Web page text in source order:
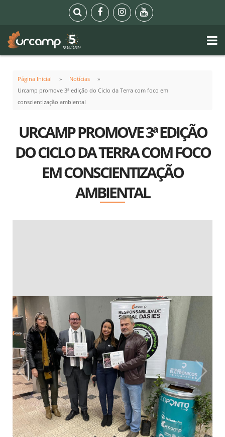
Página Inicial
Notícias
Urcamp promove 3ª edição do Ciclo da Terra com foco em
conscientização ambiental
URCAMP PROMOVE 3ª EDIÇÃO
DO CICLO DA TERRA COM FOCO
EM CONSCIENTIZAÇÃO
AMBIENTAL